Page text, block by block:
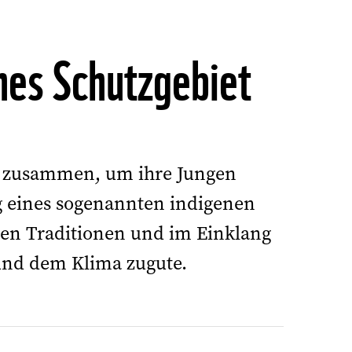
Schutzgebiet
um ihre Jungen
sogenannten indigenen
Traditionen und im Einklang
dem Klima zugute.